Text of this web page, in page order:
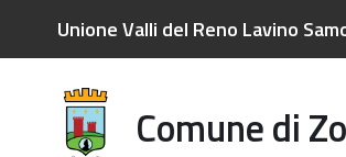
Unione Valli del Reno Lavino
Comune di